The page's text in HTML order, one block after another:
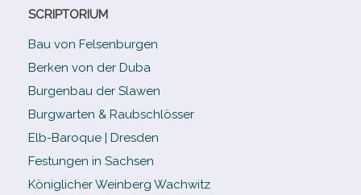
SCRIPTORIUM
Bau von Felsenburgen
Berken von der Duba
Burgenbau der Slawen
Burgwarten & Raubschlösser
Elb-​Baroque | Dresden
Festungen in Sachsen
Königlicher Weinberg Wachwitz